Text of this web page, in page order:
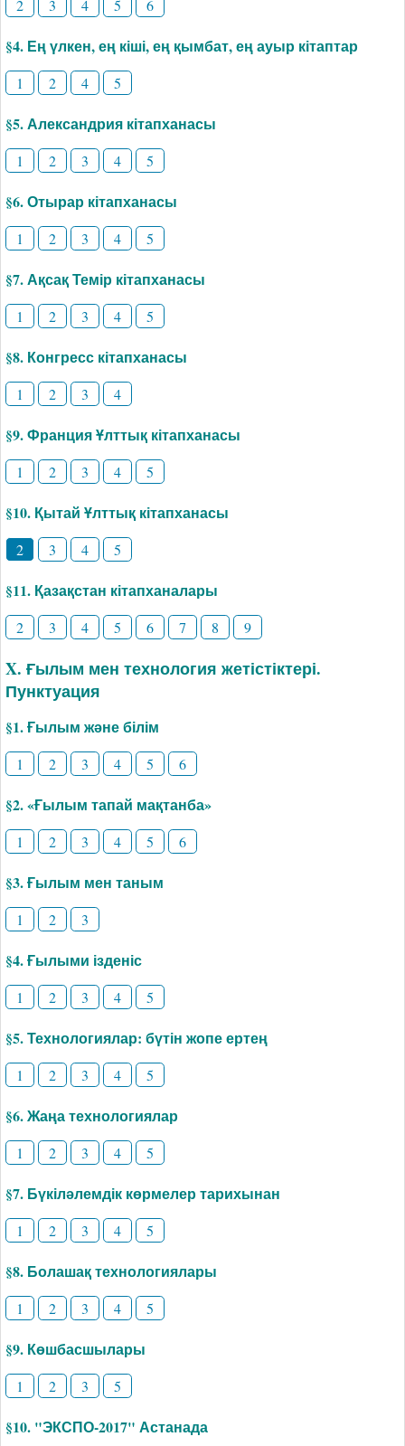
2 3 4 5 6
§4. Ең үлкен, ең кіші, ең қымбат, ең ауыр кітаптар
1 2 4 5
§5. Александрия кітапханасы
1 2 3 4 5
§6. Отырар кітапханасы
1 2 3 4 5
§7. Ақсақ Темір кітапханасы
1 2 3 4 5
§8. Конгресс кітапханасы
1 2 3 4
§9. Франция Ұлттық кітапханасы
1 2 3 4 5
§10. Қытай Ұлттық кітапханасы
2 3 4 5
§11. Қазақстан кітапханалары
2 3 4 5 6 7 8 9
X. Ғылым мен технология жетістіктері.
Пунктуация
§1. Ғылым және білім
1 2 3 4 5 6
§2. «Ғылым тапай мақтанба»
1 2 3 4 5 6
§3. Ғылым мен таным
1 2 3
§4. Ғылыми ізденіс
1 2 3 4 5
§5. Технологиялар: бүтін жопе ертең
1 2 3 4 5
§6. Жаңа технологиялар
1 2 3 4 5
§7. Бүкіләлемдік көрмелер тарихынан
1 2 3 4 5
§8. Болашақ технологиялары
1 2 3 4 5
§9. Көшбасшылары
1 2 3 5
§10. "ЭКСПО-2017" Астанада